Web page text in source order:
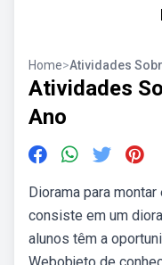
Home>Atividades
Atividades
Ano
Diorama para
consiste em um
alunos têm a